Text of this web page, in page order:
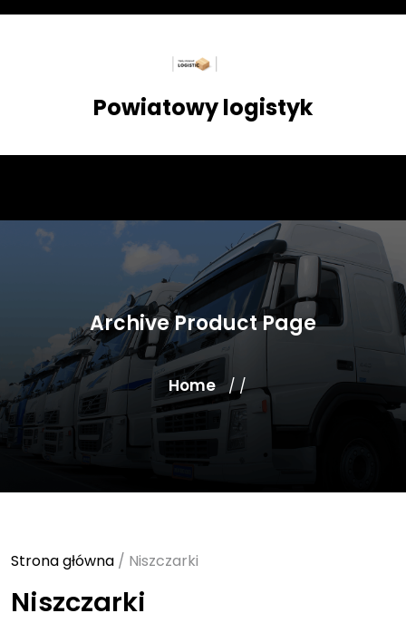
Skip
Powiatowy logistyk
Archive Product Page
Home / /
Strona główna / Niszczarki
Niszczarki